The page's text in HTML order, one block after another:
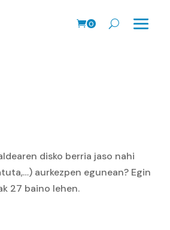
0
disko berria jaso nahi
aurkezpen egunean? Egin
27 baino lehen.